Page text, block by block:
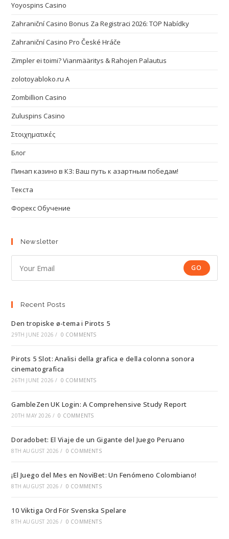
Yoyospins Casino
Zahraniční Casino Bonus Za Registraci 2026: TOP Nabídky
Zahraniční Casino Pro České Hráče
Zimpler ei toimi? Vianmääritys & Rahojen Palautus
zolotoyabloko.ru A
Zombillion Casino
Zuluspins Casino
Στοιχηματικές
Блог
Пинап казино в КЗ: Ваш путь к азартным победам!
Текста
Форекс Обучение
Newsletter
GO
Recent Posts
Den tropiske ø-tema i Pirots 5
29TH JUNE 2026 / 0 COMMENTS
Pirots 5 Slot: Analisi della grafica e della colonna sonora
cinematografica
26TH JUNE 2026 / 0 COMMENTS
GambleZen UK Login: A Comprehensive Study Report
20TH MAY 2026 / 0 COMMENTS
Doradobet: El Viaje de un Gigante del Juego Peruano
8TH AUGUST 2026 / 0 COMMENTS
¡El Juego del Mes en NoviBet: Un Fenómeno Colombiano!
8TH AUGUST 2026 / 0 COMMENTS
10 Viktiga Ord För Svenska Spelare
8TH AUGUST 2026 / 0 COMMENTS